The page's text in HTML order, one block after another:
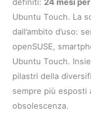
definiti: 24 mesi
Ubuntu Touch. La
dall’ambito d’uso:
openSUSE,
Ubuntu Touch.
pilastri della
sempre più esposti
obsolescenza.